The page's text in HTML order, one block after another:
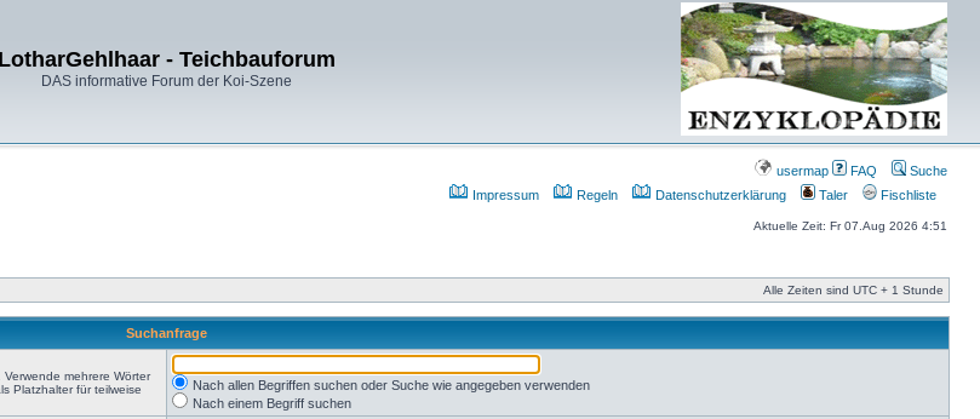
LotharGehlhaar - Teichbauforum
DAS informative Forum der Koi-Szene
usermap FAQ
Suche
Impressum
Regeln Datenschutzerklärung Taler Fischliste
Aktuelle Zeit: Fr 07.Aug 2026 4:51
Alle Zeiten sind UTC + 1 Stunde
Suchanfrage
mehrere Wörter
Platzhalter für teilweise
Nach allen Begriffen suchen oder Suche wie angegeben verwenden
Nach einem Begriff suchen